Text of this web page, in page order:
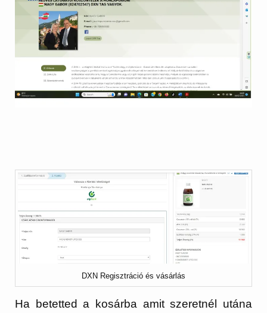
DXN Regisztráció és vásárlás
Ha betetted a kosárba amit szeretnél utána